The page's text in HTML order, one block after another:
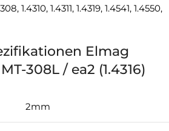
1.4310, 1.4311, 1.4319, 1.4541, 1.4550,
Elmag
308L / ea2 (1.4316)
2mm